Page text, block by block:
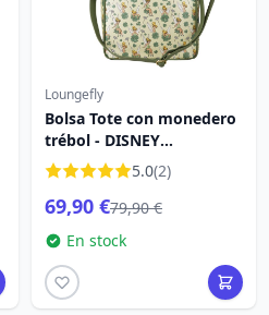
Loungefly
Bolsa Tote con monedero
trébol - DISNEY
LOUNGEFLY Tinkerbell 4
5.0(2)
69,90 €79,90 €
En stock